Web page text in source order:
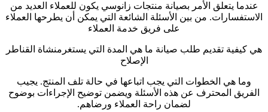
عندما يتعلق الأمر بصيانة منتجات زانوسي يكون للعملاء العديد من
الاستفسارات. من بين الأسئلة الشائعة التي يمكن أن يطرحها العملاء
على فريق خدمة العملاء
هي كيفية تقديم طلب صيانة ما هي المدة التي يستغرمنشاة القناطر
الإصلاح
وما هي الخطوات التي يجب اتباعها في حالة تلف المنتج. يجيب
الفريق المحترف عن هذه الأسئلة ويضمن توضيح الإجراءات بوضوح
لضمان راحة العملاء ورضاهم.